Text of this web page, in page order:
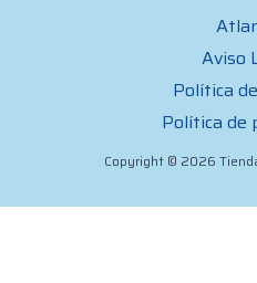
Aviso
Política
Política de
Copyright © 2026